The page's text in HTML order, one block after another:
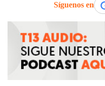
Síguenos en